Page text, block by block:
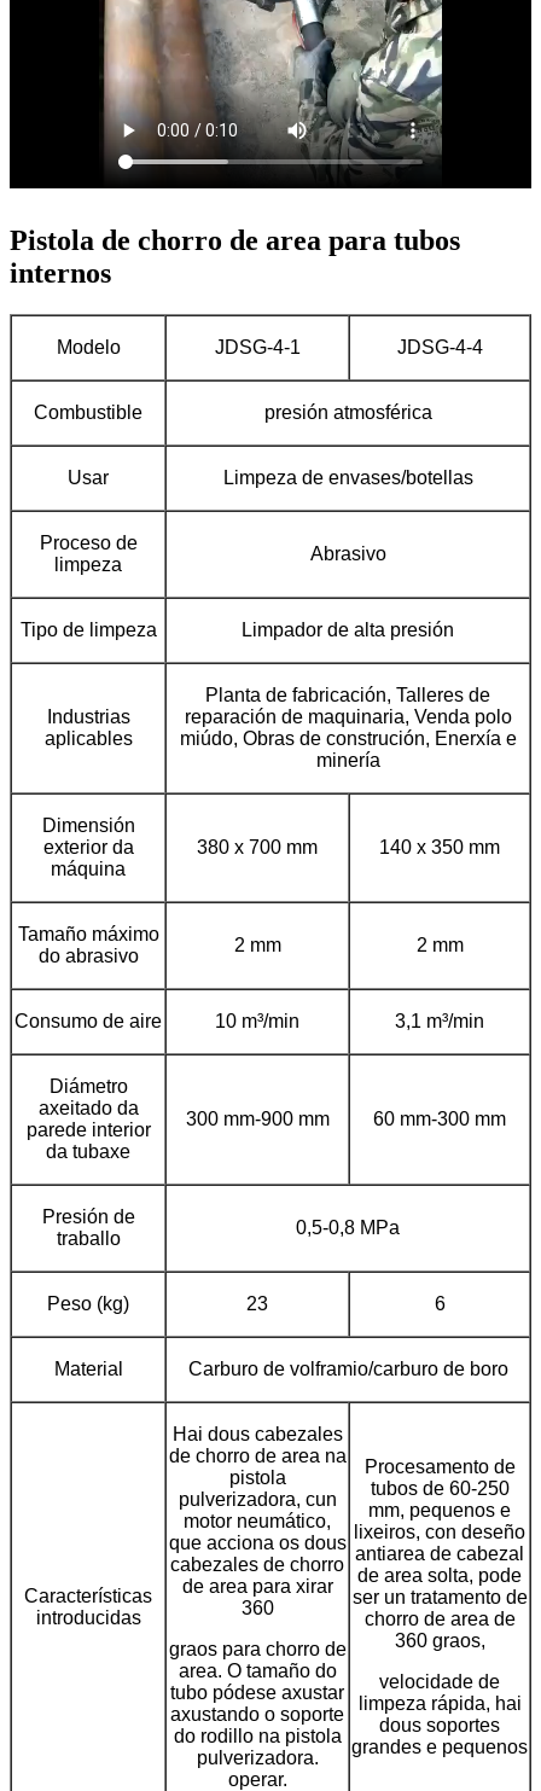
Pistola de chorro de area para tubos
internos
Modelo JDSG-4-1 JDSG-4-4
Combustible presión atmosférica
Usar Limpeza de envases/botellas
Proceso de
limpeza
Abrasivo
Tipo de limpeza Limpador de alta presión
Industrias
aplicables
Planta de fabricación, Talleres de
reparación de maquinaria, Venda polo
miúdo, Obras de construción, Enerxía e
minería
Dimensión
exterior da
máquina
380 x 700 mm 140 x 350 mm
Tamaño máximo
do abrasivo
2 mm 2 mm
Consumo de aire 10 m³/min 3,1 m³/min
Diámetro
axeitado da
parede interior
da tubaxe
300 mm-900 mm 60 mm-300 mm
Presión de
traballo
0,5-0,8 MPa
Peso (kg) 23 6
Material Carburo de volframio/carburo de boro
Características
introducidas
Hai dous cabezales
de chorro de area na
pistola
pulverizadora, cun
motor neumático,
que acciona os dous
cabezales de chorro
de area para xirar
360
graos para chorro de
area. O tamaño do
tubo pódese axustar
axustando o soporte
do rodillo na pistola
pulverizadora.
operar.
Procesamento de
tubos de 60-250
mm, pequenos e
lixeiros, con deseño
antiarea de cabezal
de area solta, pode
ser un tratamento de
chorro de area de
360 ​​graos,
velocidade de
limpeza rápida, hai
dous soportes
grandes e pequenos